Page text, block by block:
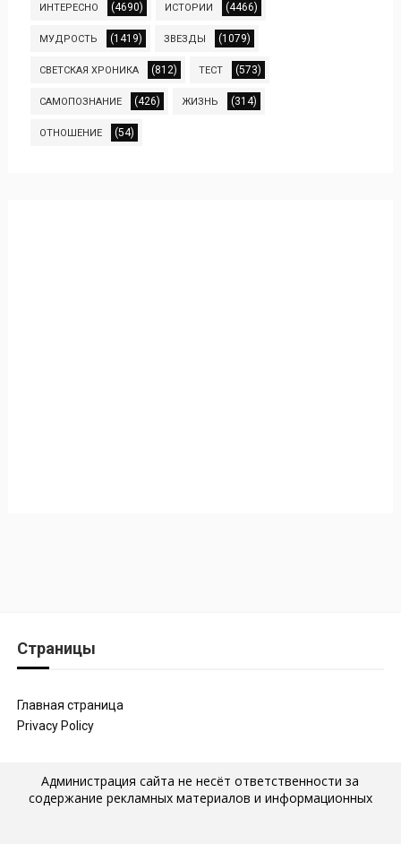
ИНТЕРЕСНО (4690) ИСТОРИИ (4466)
МУДРОСТЬ (1419) ЗВЕЗДЫ (1079)
СВЕТСКАЯ ХРОНИКА (812) ТЕСТ (573)
САМОПОЗНАНИЕ (426) ЖИЗНЬ (314)
ОТНОШЕНИЕ (54)
Страницы
Главная страница
Privacy Policy
Администрация сайта не несёт ответственности за
содержание рекламных материалов и информационных